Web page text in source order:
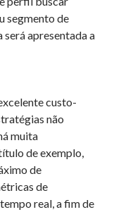
segmento de
será apresentada a
custo-
não
muita
de exemplo,
de
de
real, a fim de